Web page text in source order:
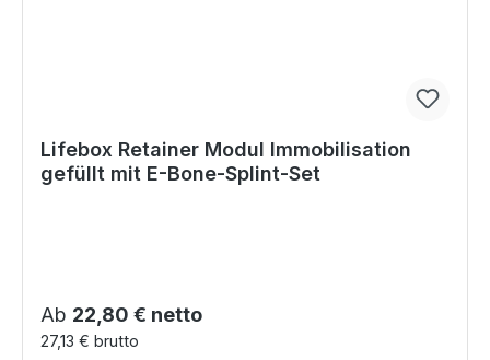
Lifebox Retainer Modul Immobilisation
gefüllt mit E-Bone-Splint-Set
Regulärer Preis:
Ab 22,80 € netto
27,13 € brutto